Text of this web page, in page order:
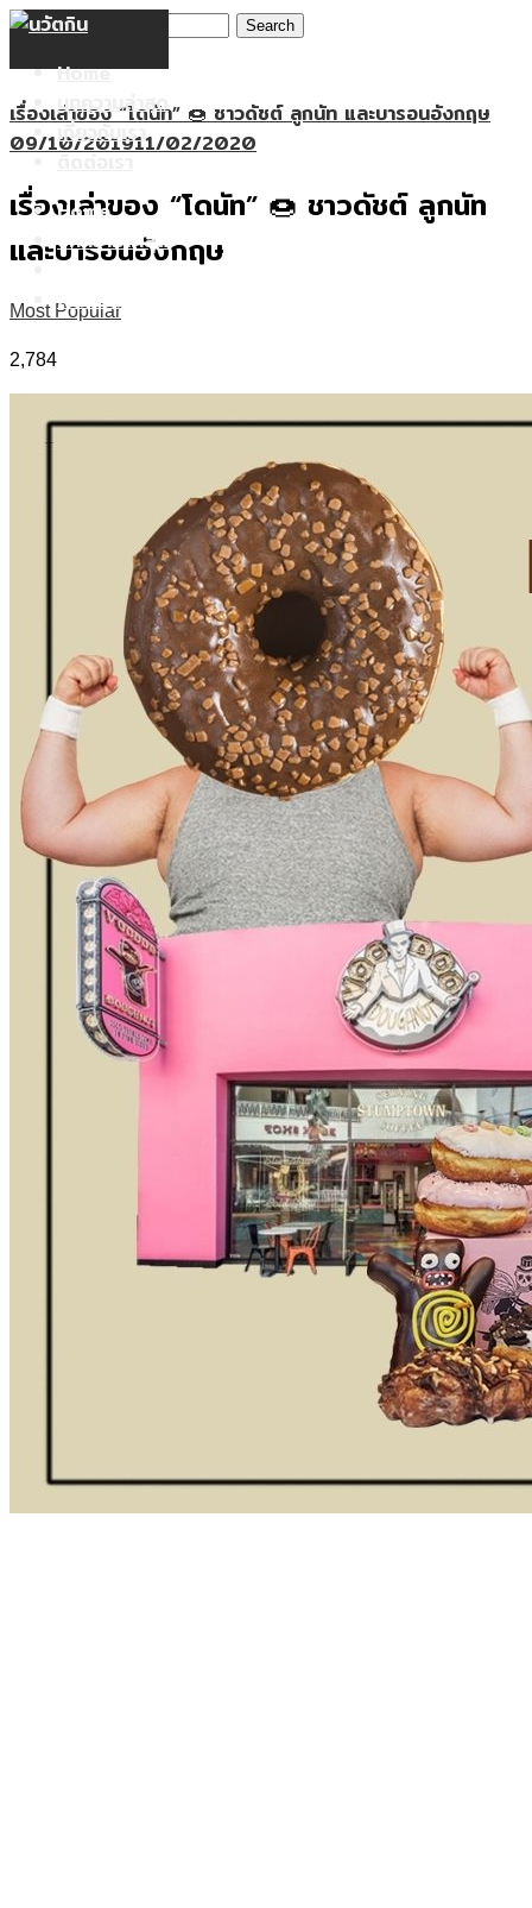
Skip
Home
บทความล่าสุด
เกี่ยวกับเรา
ติดต่อเรา
Home
บทความล่าสุด
เกี่ยวกับเรา
ติดต่อเรา
Search
เรื่องเล่าของ “โดนัท” 🍩 ชาวดัชต์ ลูกนัท และบารอนอังกฤษ
09/10/201911/02/2020
เรื่องเล่าของ “โดนัท” 🍩 ชาวดัชต์ ลูกนัท
และบารอนอังกฤษ
Most Popular
2,784